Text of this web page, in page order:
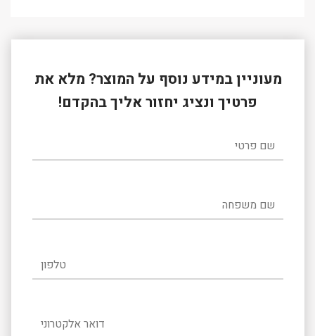
מעוניין במידע נוסף על המוצר? מלא את
פרטיך ונציג יחזור אליך בהקדם!
שם פרטי
שם משפחה